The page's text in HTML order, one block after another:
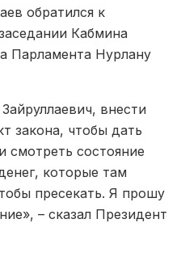
обратился к
Кабмина
Парламента Нурлану
внести
закона, чтобы дать
смотреть состояние
которые там
пресекать. Я прошу
– сказал Президент